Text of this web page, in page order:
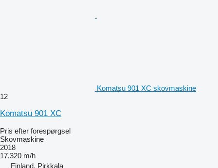
Komatsu 901 XC skovmaskine
12
Komatsu 901 XC
Pris efter forespørgsel
Skovmaskine
2018
17.320 m/h
Finland, Pirkkala